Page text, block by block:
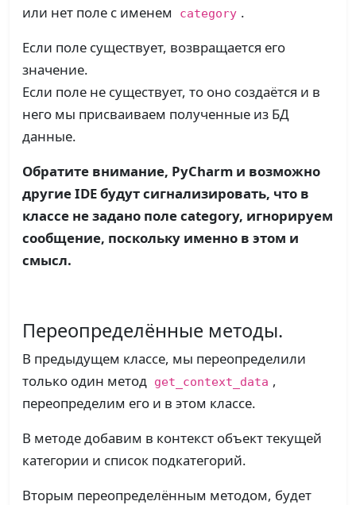
или нет поле с именем
category .
Если поле существует, возвращается его
значение.
Если поле не существует, то оно создаётся и в
него мы присваиваем полученные из БД
данные.
Обратите внимание, PyCharm и возможно
другие IDE будут сигнализировать, что в
классе не задано поле category, игнорируем
сообщение, поскольку именно в этом и
смысл.
Переопределённые методы.
В предыдущем классе, мы переопределили
только один метод get_context_data ,
переопределим его и в этом классе.
В методе добавим в контекст объект текущей
категории и список подкатегорий.
Вторым переопределённым методом, будет